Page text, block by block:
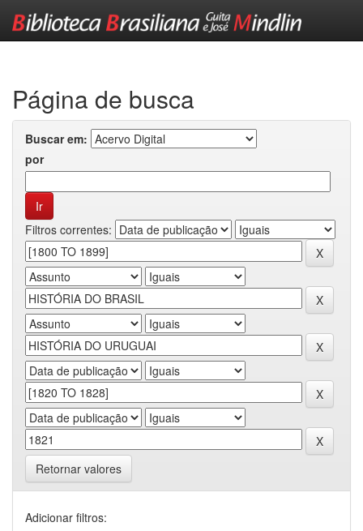
Página de busca
Buscar em:
por
Filtros correntes:
Retornar valores
Adicionar filtros: